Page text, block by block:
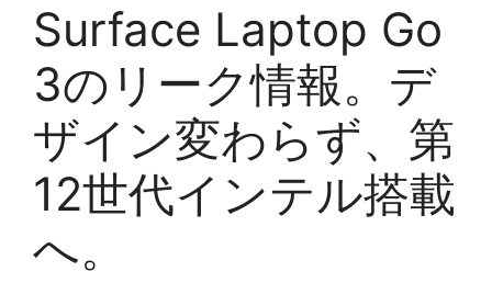
Surface Laptop Go
3のリーク情報。デ
ザイン変わらず、第
12世代インテル搭載
へ。